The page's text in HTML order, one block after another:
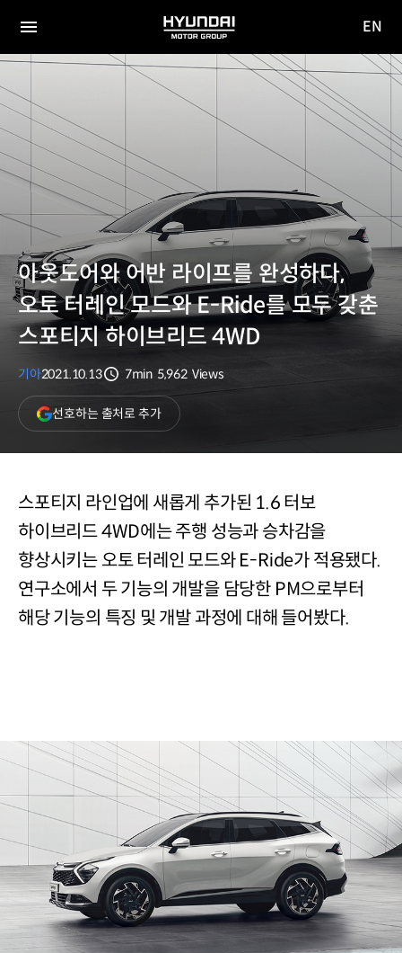
전체
HYUNDAI
MOTOR
사이
EN
아웃도어와 어반 라이프를 완성하다,
오토 터레인 모드와 E-Ride를 모두 갖춘
스포티지 하이브리드 4WD
기아2021.10.13
7min 5,962 Views
선호하는 출처로 추가(새
창
열림)
스포티지 라인업에 새롭게 추가된 1.6 터보
하이브리드 4WD에는 주행 성능과 승차감을
향상시키는 오토 터레인 모드와 E-Ride가 적용됐다.
연구소에서 두 기능의 개발을 담당한 PM으로부터
해당 기능의 특징 및 개발 과정에 대해 들어봤다.